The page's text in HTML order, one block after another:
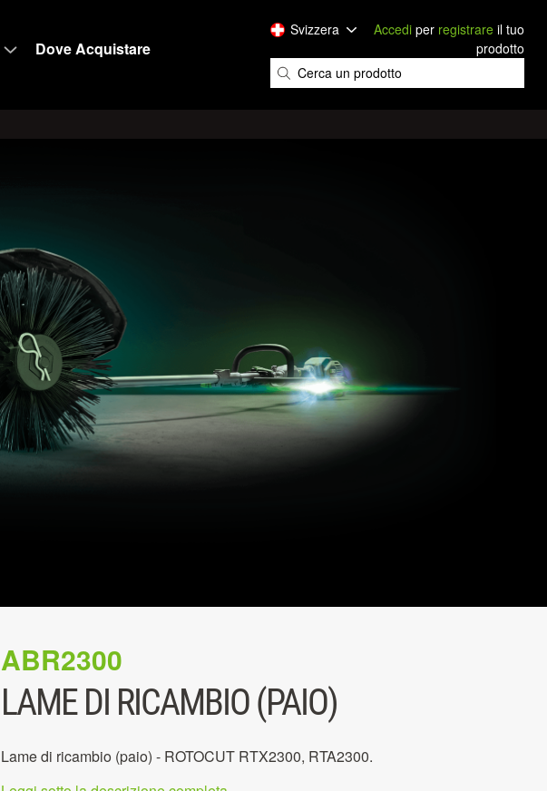
Dove Acquistare
Svizzera Accedi per registrare il tuo
prodotto
ABR2300
LAME DI RICAMBIO (PAIO)
Lame di ricambio (paio) - ROTOCUT RTX2300, RTA2300.